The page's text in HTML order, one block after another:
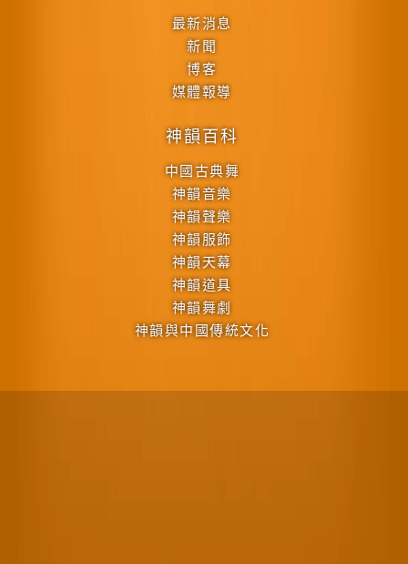
最新消息
新聞
博客
媒體報導
神韻百科
中國古典舞
神韻音樂
神韻聲樂
神韻服飾
神韻天幕
神韻道具
神韻舞劇
神韻與中國傳統文化